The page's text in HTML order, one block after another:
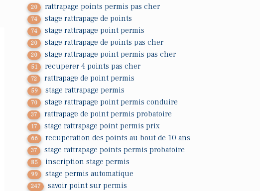
20 rattrapage points permis pas cher
74 stage rattrapage de points
74 stage rattrapage point permis
20 stage rattrapage de points pas cher
20 stage rattrapage point permis pas cher
51 recuperer 4 points pas cher
72 rattrapage de point permis
59 stage rattrapage permis
70 stage rattrapage point permis conduire
37 rattrapage de point permis probatoire
17 stage rattrapage point permis prix
66 recuperation des points au bout de 10 ans
37 stage rattrapage points permis probatoire
85 inscription stage permis
99 stage permis automatique
247 savoir point sur permis